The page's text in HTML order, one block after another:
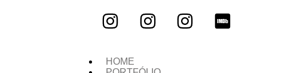
HOME